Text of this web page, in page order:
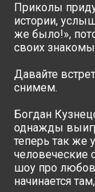
Приколы
истории,
же было!»,
своих
Давайте
снимем.
Богдан
однажды
теперь так же
человеческие
шоу про
начинается